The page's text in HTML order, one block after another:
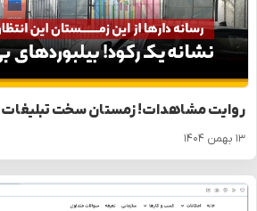
روایت مشاهدات! زمستان سخت تبلیغات
۱۳ بهمن ۱۴۰۴